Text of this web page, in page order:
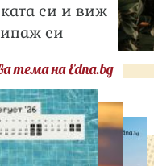
си и виж
си
тема на Edna.bg